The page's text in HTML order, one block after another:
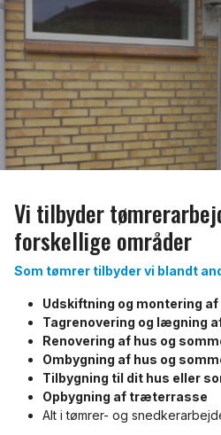
Vi tilbyder
forskellige områder
Som tømrer tilbyder vi blandt
Udskiftning og montering af
Tagrenovering og lægning
Renovering af hus og
Ombygning af hus og
Tilbygning til dit hus eller
Opbygning af træterrasse
Alt i tømrer- og